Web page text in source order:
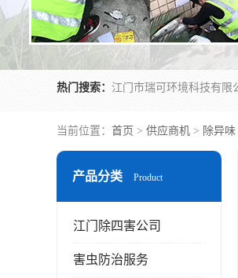
热门搜索：
当前位置： 首页 > 供应商机 > 除异味
产品分类 Product
江门除四害公司
害虫防治服务